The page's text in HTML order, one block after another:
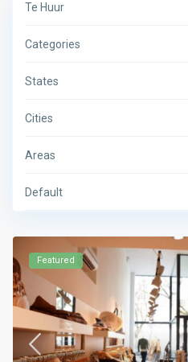
Te Huur
Categories
States
Cities
Areas
Default
Featured